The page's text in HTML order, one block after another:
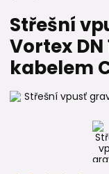
Střešní
Vortex DN
kabelem